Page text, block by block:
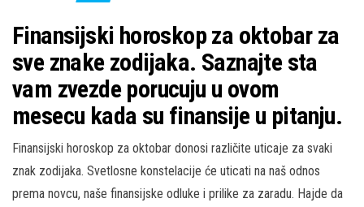
Finansijski horoskop za oktobar za
sve znake zodijaka. Saznajte sta
vam zvezde porucuju u ovom
mesecu kada su finansije u pitanju.
Finansijski horoskop za oktobar donosi različite uticaje za svaki
znak zodijaka. Svetlosne konstelacije će uticati na naš odnos
prema novcu, naše finansijske odluke i prilike za zaradu. Hajde da